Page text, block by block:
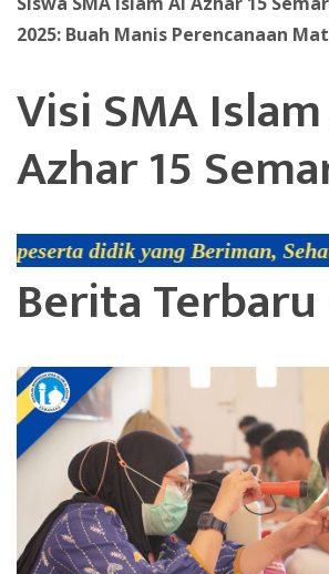
2025: Buah Manis Perencanaan
Visi SMA
Azhar 15
Beriman, Sehat, Mandiri,
Berita Terbaru